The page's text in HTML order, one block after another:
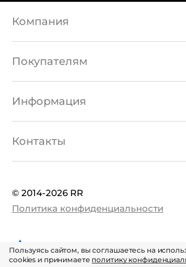
Компания
Бренды
О компании
Покупателям
Доставка и оплата
Гарантия и возврат
Магазины
Информация
Новости
Контакты
8 708 756 67 72
© 2014-2026 RR
Политика конфиденциальности
Пользуясь сайтом, вы соглашаетесь на
cookies и принимаете политику